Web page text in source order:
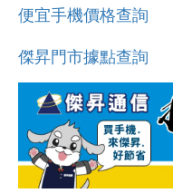
便宜手機價格查詢
傑昇門市據點查詢